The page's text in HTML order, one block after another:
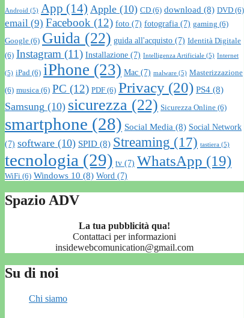
Android (5) App (14) Apple (10) CD (6) download (8) DVD (6)
email (9) Facebook (12) foto (7) fotografia (7) gaming (6)
Google (6) Guida (22) guida all'acquisto (7) Identità Digitale
(6) Instagram (11) Installazione (7) Intelligenza Artificiale (5) Internet
(5) iPad (6) iPhone (23) Mac (7) malware (5) Masterizzazione
(6) musica (6) PC (12) PDF (6) Privacy (20) PS4 (8)
Samsung (10) sicurezza (22) Sicurezza Online (6)
smartphone (28) Social Media (8) Social Network
(7) software (10) SPID (8) Streaming (17) tastiera (5)
tecnologia (29) tv (7) WhatsApp (19)
WiFi (6) Windows 10 (8) Word (7)
Spazio ADV
La tua pubblicità qua!
Contattaci per informazioni
insidewebcomunication@gmail.com
Su di noi
Chi siamo